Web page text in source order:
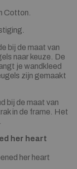
Cotton.
bij de maat van
naar keuze. De
je wandkleed
zijn gemaakt
bij de maat van
in de frame. Het
her heart
her heart